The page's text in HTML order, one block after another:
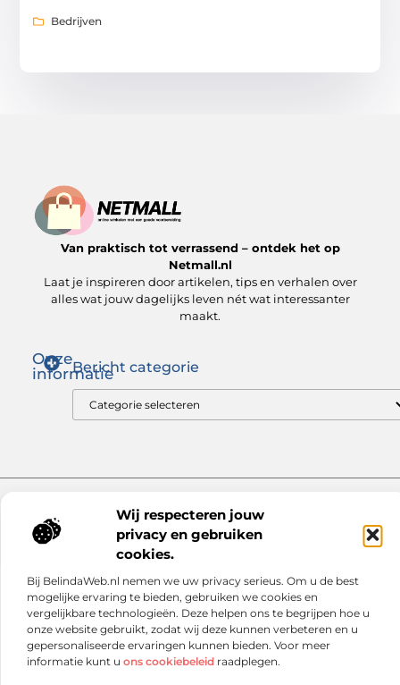
Wij respecteren jouw
privacy en gebruiken
cookies.
Bij BelindaWeb.nl nemen we uw privacy serieus. Om u de best
mogelijke ervaring te bieden, gebruiken we cookies en
vergelijkbare technologieën. Deze helpen ons te begrijpen hoe u
onze website gebruikt, zodat wij deze kunnen verbeteren en u
gepersonaliseerde ervaringen kunnen bieden. Voor meer
informatie kunt u ons cookiebeleid raadplegen.
Bedrijven
Van praktisch tot verrassend – ontdek het op
Netmall.nl
Laat je inspireren door artikelen, tips en verhalen over
alles wat jouw dagelijks leven nét wat interessanter
maakt.
Onze
informatieBericht categorie
Website index
Cookiebeleid (EU)
@2025 www.netmall.nl. All Right Reserved.